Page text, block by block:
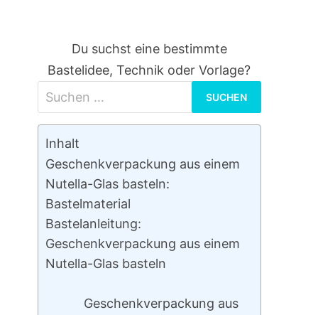
Du suchst eine bestimmte
Bastelidee, Technik oder Vorlage?
nach:
Inhalt
Geschenkverpackung aus einem
Nutella-Glas basteln:
Bastelmaterial
Bastelanleitung:
Geschenkverpackung aus einem
Nutella-Glas basteln
Geschenkverpackung aus